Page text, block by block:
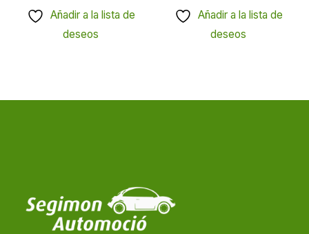
Añadir a la lista de
deseos
Añadir a la lista de
deseos